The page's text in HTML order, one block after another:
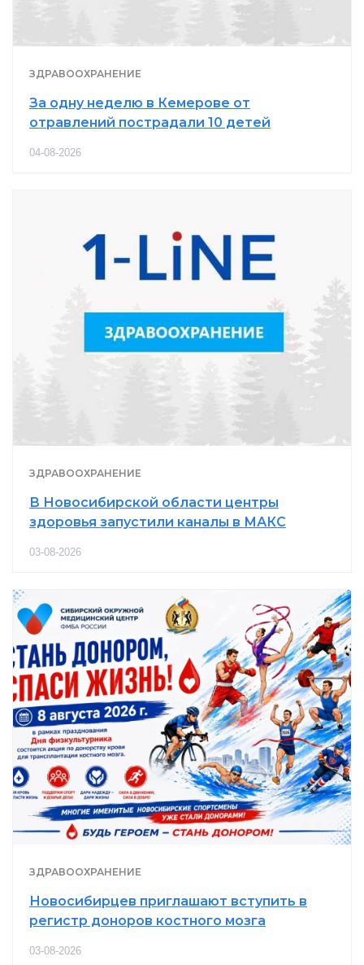
ЗДРАВООХРАНЕНИЕ
За одну неделю в Кемерове от
отравлений пострадали 10 детей
04-08-2026
ЗДРАВООХРАНЕНИЕ
В Новосибирской области центры
здоровья запустили каналы в МАКС
03-08-2026
ЗДРАВООХРАНЕНИЕ
Новосибирцев приглашают вступить в
регистр доноров костного мозга
03-08-2026